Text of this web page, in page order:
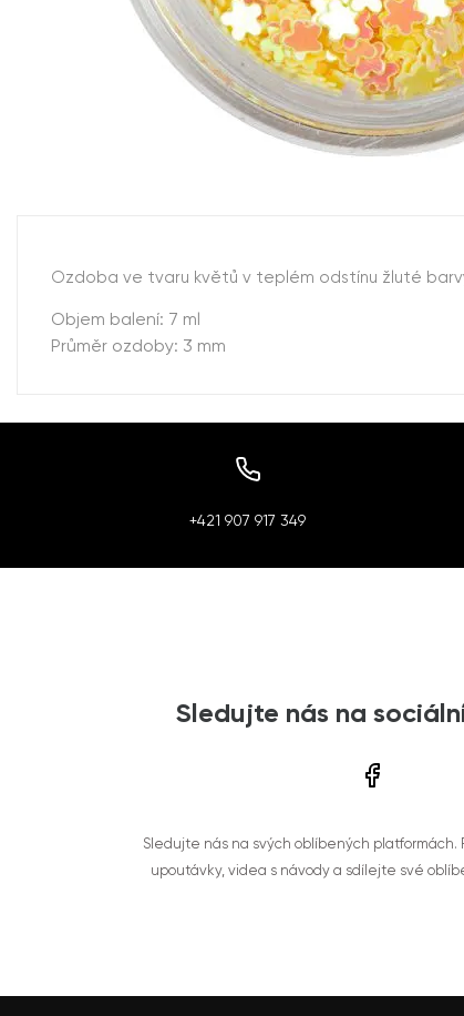
Ozdoba ve tvaru květů v teplém odstínu žluté
Objem balení: 7 ml
Průměr ozdoby: 3 mm
+421 907 917 349
Sledujte nás na
Sledujte nás na svých oblíbených platformách.
upoutávky, videa s návody a sdílejte své